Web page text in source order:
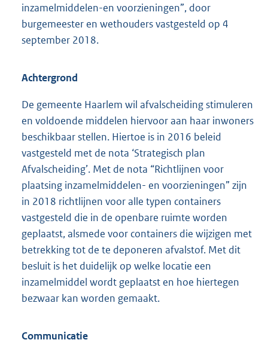
inzamelmiddelen-en voorzieningen”, door
burgemeester en wethouders vastgesteld op 4
september 2018.
Achtergrond
De gemeente Haarlem wil afvalscheiding stimuleren
en voldoende middelen hiervoor aan haar inwoners
beschikbaar stellen. Hiertoe is in 2016 beleid
vastgesteld met de nota ‘Strategisch plan
Afvalscheiding’. Met de nota “Richtlijnen voor
plaatsing inzamelmiddelen- en voorzieningen” zijn
in 2018 richtlijnen voor alle typen containers
vastgesteld die in de openbare ruimte worden
geplaatst, alsmede voor containers die wijzigen met
betrekking tot de te deponeren afvalstof. Met dit
besluit is het duidelijk op welke locatie een
inzamelmiddel wordt geplaatst en hoe hiertegen
bezwaar kan worden gemaakt.
Communicatie